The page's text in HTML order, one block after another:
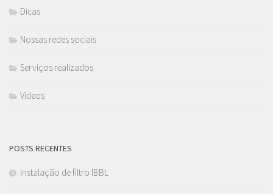
Dicas
Nossas redes sociais
Serviços realizados
Videos
POSTS RECENTES
Instalação de filtro IBBL